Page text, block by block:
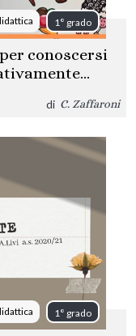
1° grado
conoscersi
di C. Zaffaroni
1° grado